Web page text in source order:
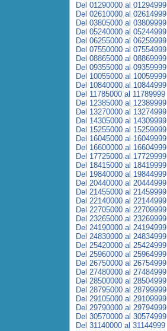
Del 01290000 al 01294999
Del 02610000 al 02614999
Del 03805000 al 03809999
Del 05240000 al 05244999
Del 06255000 al 06259999
Del 07550000 al 07554999
Del 08865000 al 08869999
Del 09355000 al 09359999
Del 10055000 al 10059999
Del 10840000 al 10844999
Del 11785000 al 11789999
Del 12385000 al 12389999
Del 13270000 al 13274999
Del 14305000 al 14309999
Del 15255000 al 15259999
Del 16045000 al 16049999
Del 16600000 al 16604999
Del 17725000 al 17729999
Del 18415000 al 18419999
Del 19840000 al 19844999
Del 20440000 al 20444999
Del 21455000 al 21459999
Del 22140000 al 22144999
Del 22705000 al 22709999
Del 23265000 al 23269999
Del 24190000 al 24194999
Del 24830000 al 24834999
Del 25420000 al 25424999
Del 25960000 al 25964999
Del 26750000 al 26754999
Del 27480000 al 27484999
Del 28500000 al 28504999
Del 28795000 al 28799999
Del 29105000 al 29109999
Del 29790000 al 29794999
Del 30570000 al 30574999
Del 31140000 al 31144999